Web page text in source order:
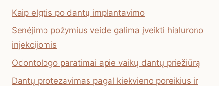
Kaip elgtis po dantų implantavimo
Senėjimo požymius veide galima įveikti hialurono
injekcijomis
Odontologo paratimai apie vaikų dantų priežiūrą
Dantų protezavimas pagal kiekvieno poreikius ir